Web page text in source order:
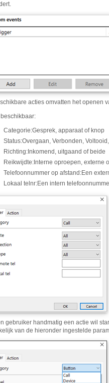
acties omvatten het openen
Categorie:Gesprek, apparaat of knop
Status:Overgaan, Verbonden,
Richting: Inkomend, uitgaand of beide
Reikwijdte: Interne oproepen, externe
Telefoonnummer op afstand :Een
Lokaal telnr:Een intern
gebruiker handmatig een actie wil
van de hieronder ingestelde